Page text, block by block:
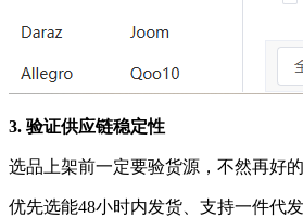
3. 验证供应链稳定性
选品上架前一定要验货源，不然再好
优先选能48小时内发货、支持一件代